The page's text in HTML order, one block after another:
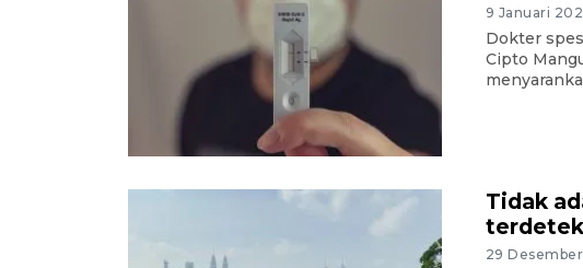
9 Januari
Dokter
Cipto
Tidak
29